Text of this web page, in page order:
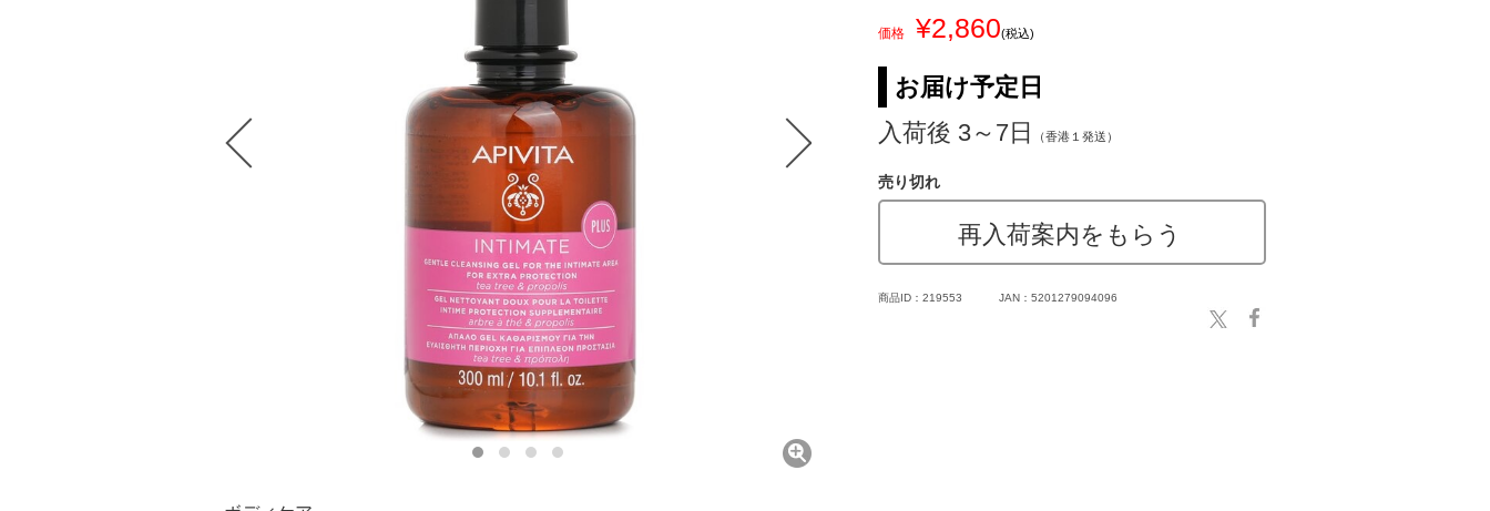
価格 ¥2,860(税込)
お届け予定日
入荷後 3～7日
（香港１発送）
売り切れ
再入荷案内をもらう
商品ID：219553 JAN：5201279094096